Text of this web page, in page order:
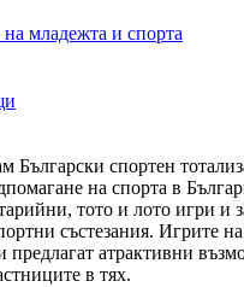
младежта и спорта
Български спортен
на спорта в
тото и лото игри и
състезания. Игрите
предлагат атрактивни
в тях.